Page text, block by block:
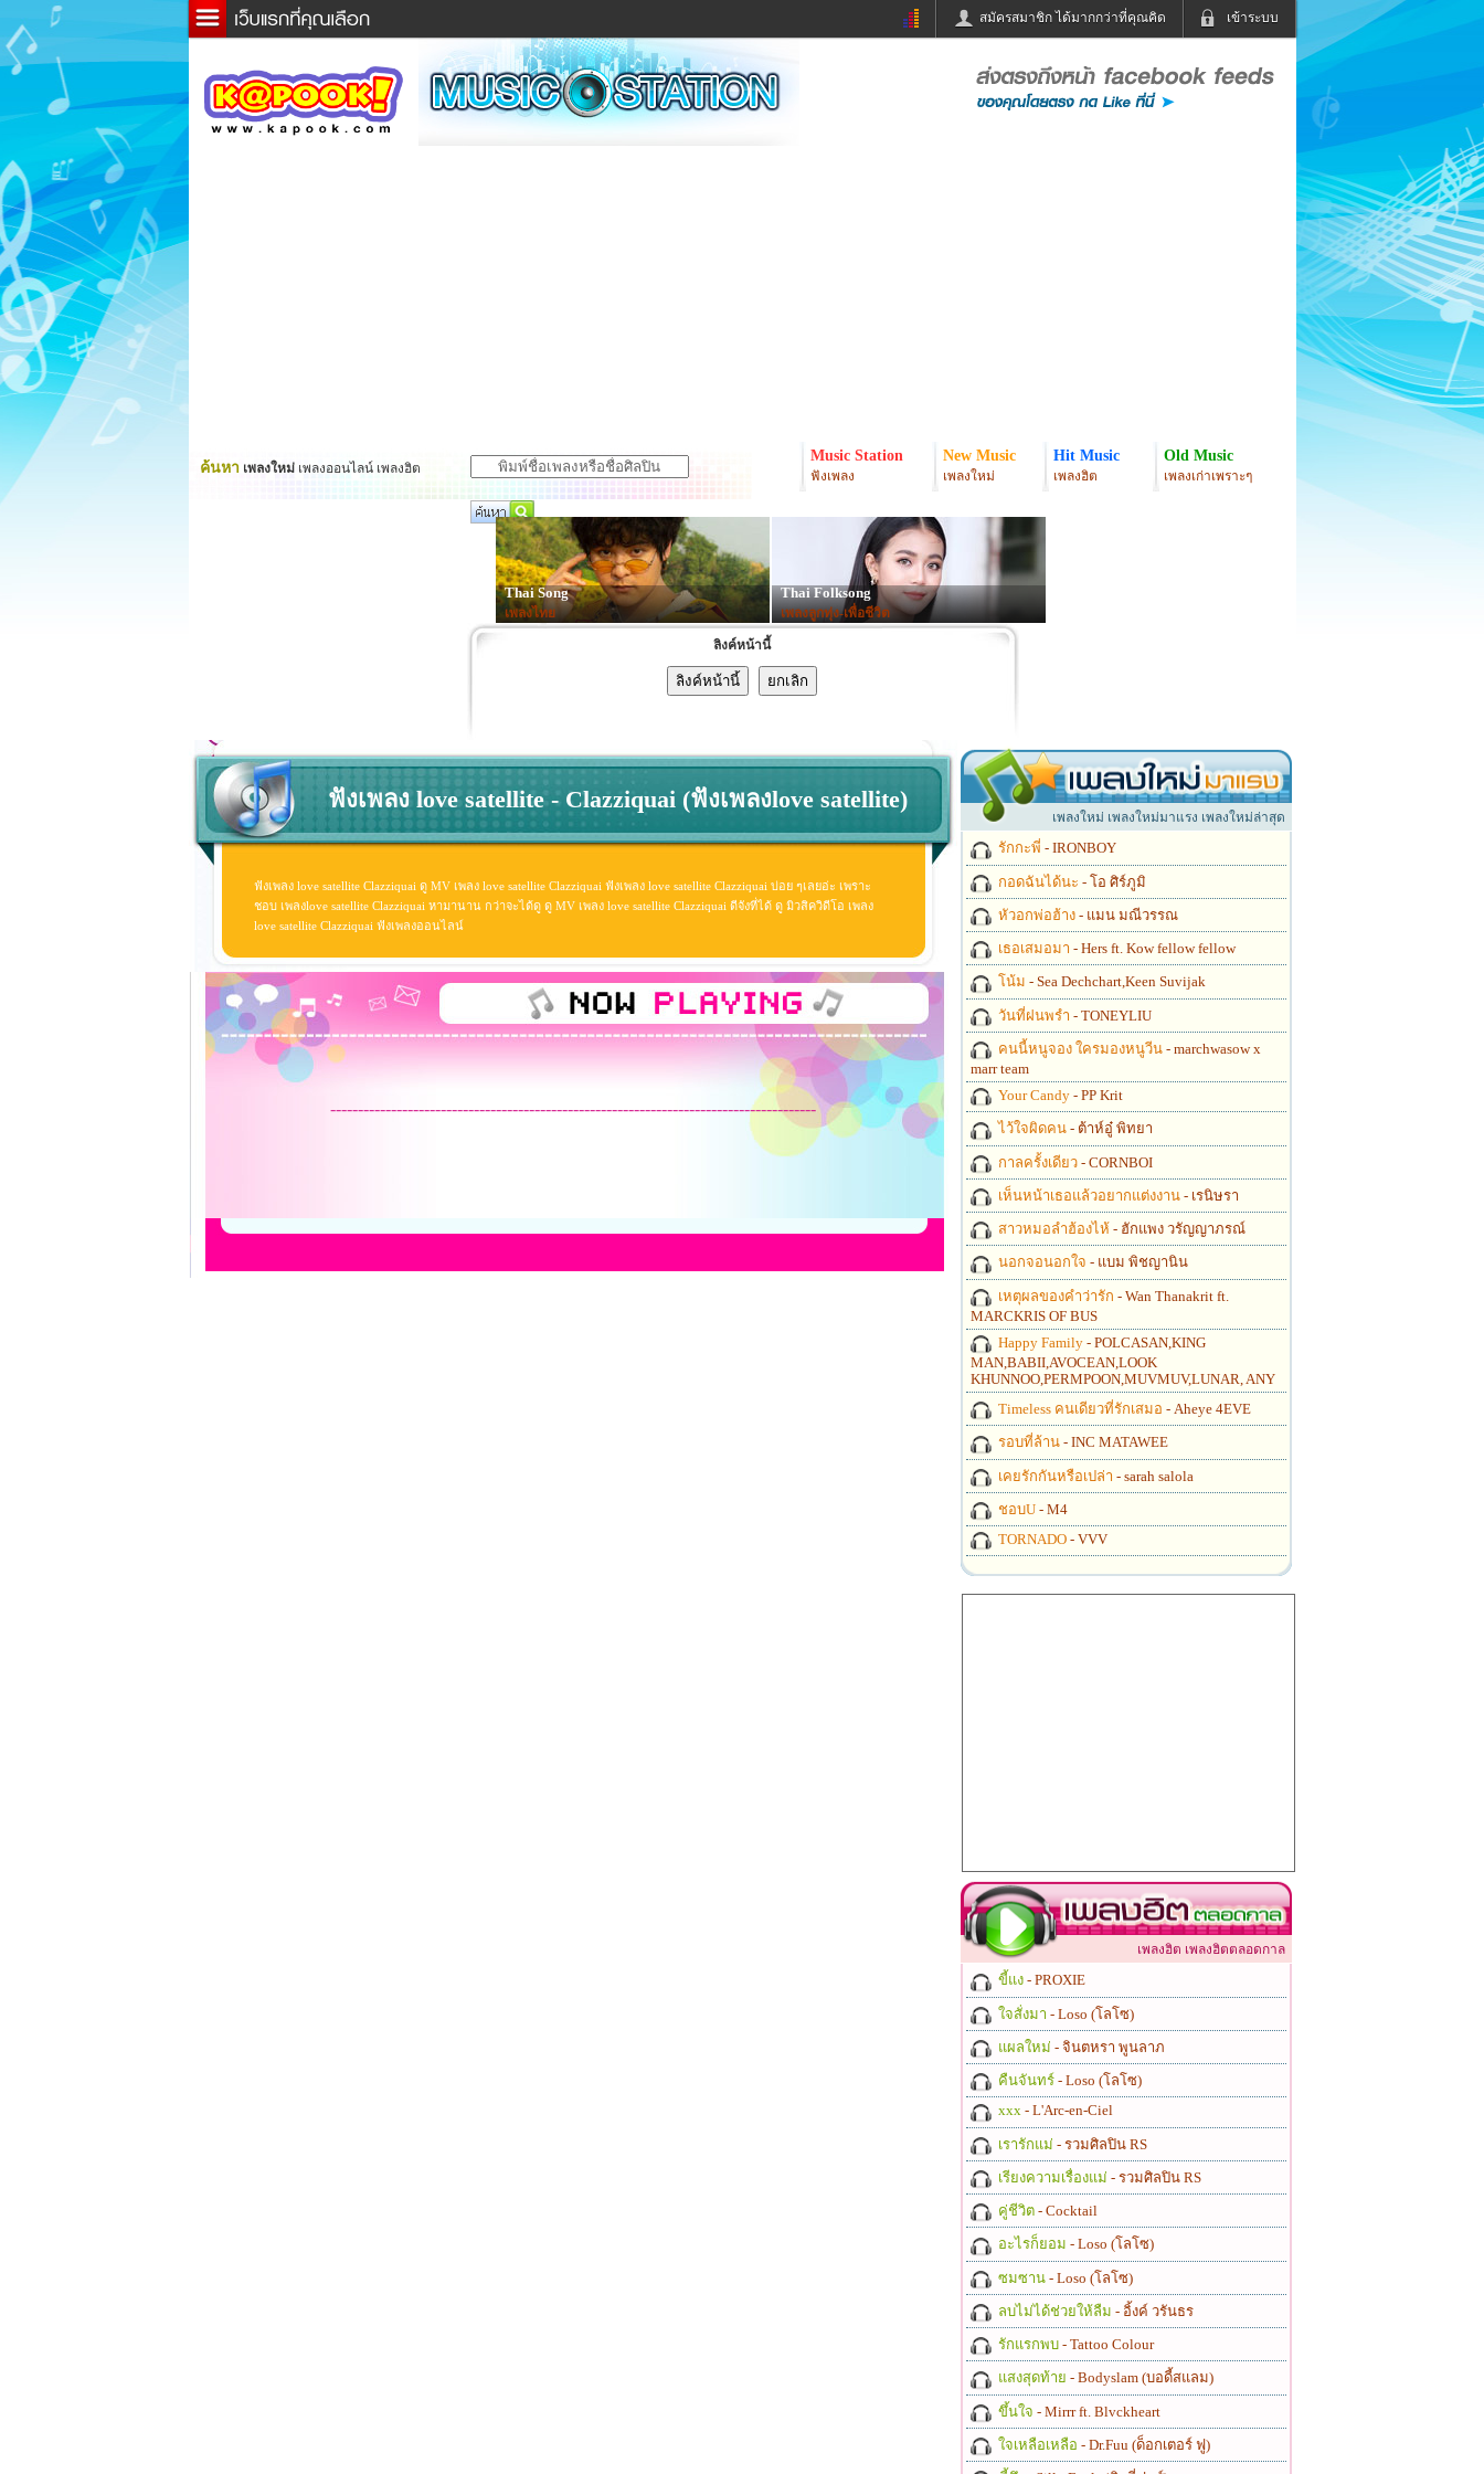
เข้าระบบ
สมัครสมาชิก ได้มากกว่าที่คุณคิด
ข่าวด่วน ข่าวสั้น
ละคร
หนังใหม่
ฟังวิทยุออนไลน์
หมากรุกไทย
Email
ค้นหา เพลงใหม่ เพลงออนไลน์ เพลงฮิต
Music Station
ฟังเพลง
New Music
เพลงใหม่
Hit Music
เพลงฮิต
Old Music
เพลงเก่าเพราะๆ
Thai Song
เพลงไทย
Thai Folksong
เพลงลูกทุ่ง-เพื่อชีวิต
ลิงค์หน้านี้
ฟังเพลง love satellite - Clazziquai (ฟังเพลงlove satellite)
ฟังเพลง love satellite Clazziquai ดู MV เพลง love satellite Clazziquai ฟังเพลง love satellite Clazziquai บ่อย ๆเลยอ่ะ เพราะ
ชอบ เพลงlove satellite Clazziquai หามานาน กว่าจะได้ดู ดู MV เพลง love satellite Clazziquai ดีจังที่ได้ ดู มิวสิควิดีโอ เพลง
love satellite Clazziquai ฟังเพลงออนไลน์
----------------------------------------------------------------------------------------
เพลงใหม่ เพลงใหม่มาแรง เพลงใหม่ล่าสุด
รักกะพี่ - IRONBOY
กอดฉันได้นะ - โอ ศิร์ภูมิ
หัวอกพ่อฮ้าง - แมน มณีวรรณ
เธอเสมอมา - Hers ft. Kow fellow fellow
โน้ม - Sea Dechchart,Keen Suvijak
วันที่ฝนพรำ - TONEYLIU
คนนี้หนูจอง ใครมองหนูวีน - marchwasow x
marr team
Your Candy - PP Krit
ไว้ใจผิดคน - ต้าห์อู๋ พิทยา
กาลครั้งเดียว - CORNBOI
เห็นหน้าเธอแล้วอยากแต่งงาน - เรนิษรา
สาวหมอลำฮ้องไห้ - ฮักแพง วรัญญาภรณ์
นอกจอนอกใจ - แบม พิชญานิน
เหตุผลของคำว่ารัก - Wan Thanakrit ft.
MARCKRIS OF BUS
Happy Family - POLCASAN,KING
MAN,BABII,AVOCEAN,LOOK
KHUNNOO,PERMPOON,MUVMUV,LUNAR, ANY
Timeless คนเดียวที่รักเสมอ - Aheye 4EVE
รอบที่ล้าน - INC MATAWEE
เคยรักกันหรือเปล่า - sarah salola
ชอบU - M4
TORNADO - VVV
เพลงฮิต เพลงฮิตตลอดกาล
ขี้แง - PROXIE
ใจสั่งมา - Loso (โลโซ)
แผลใหม่ - จินตหรา พูนลาภ
คืนจันทร์ - Loso (โลโซ)
xxx - L'Arc-en-Ciel
เรารักแม่ - รวมศิลปิน RS
เรียงความเรื่องแม่ - รวมศิลปิน RS
คู่ชีวิต - Cocktail
อะไรก็ยอม - Loso (โลโซ)
ซมซาน - Loso (โลโซ)
ลบไม่ได้ช่วยให้ลืม - อิ้งค์ วรันธร
รักแรกพบ - Tattoo Colour
แสงสุดท้าย - Bodyslam (บอดี้สแลม)
ขึ้นใจ - Mirrr ft. Blvckheart
ใจเหลือเหลือ - Dr.Fuu (ด็อกเตอร์ ฟู)